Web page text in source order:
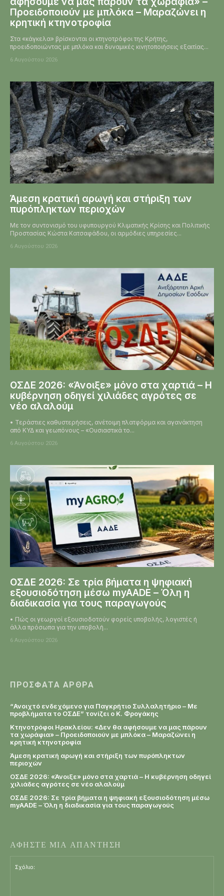
Προειδοποιούν με μπλόκα – Μαραζώνει η
κρητική κτηνοτροφία
Στα «κάγκελα» βρίσκονται οι κτηνοτρόφοι της Κρήτης,
προειδοποιώντας με μπλόκα και δυναμικές κινητοποιήσεις εξαιτίας...
6 Αυγούστου 2026
Άμεση κρατική αρωγή και στήριξη των
πυρόπληκτων περιοχών
Με τον συντονισμό του υφυπουργού Κλιματικής Κρίσης και Πολιτικής
Προστασίας Κώστα Κατσαφάδου, οι αρμόδιες υπηρεσίες...
6 Αυγούστου 2026
ΟΣΔΕ 2026: «Άνοιξε» μόνο στα χαρτιά – Η
κυβέρνηση οδηγεί χιλιάδες αγρότες σε
νέο αλαλούμ
• Τεράστιες καθυστερήσεις, ανέτοιμη πλατφόρμα και αγανάκτηση
από ΚΥΔ και γεωπόνους – «Ουσιαστικά το...
6 Αυγούστου 2026
ΟΣΔΕ 2026: Σε τρία βήματα η ψηφιακή
εξουσιοδότηση μέσω myAADE – Όλη η
διαδικασία για τους παραγωγούς
• Πώς οι γεωργοί εξουσιοδοτούν φορείς υποβολής, λογιστές ή
άλλα πρόσωπα για την υποβολή...
6 Αυγούστου 2026
ΠΡΌΣΦΑΤΑ ΆΡΘΡΑ
“Ανοιχτό ενδεχόμενο για Παγκρήτιο Συλλαλητήριο – Με
προβλήματα το ΟΣΔΕ” τονίζει ο Κ. Φρογάκης
Κτηνοτρόφοι Ηρακλείου: «Δεν θα αφήσουμε να μας πάρουν
τα χωράφια» – Προειδοποιούν με μπλόκα – Μαραζώνει η
κρητική κτηνοτροφία
Άμεση κρατική αρωγή και στήριξη των πυρόπληκτων
περιοχών
ΟΣΔΕ 2026: «Άνοιξε» μόνο στα χαρτιά – Η κυβέρνηση οδηγεί
χιλιάδες αγρότες σε νέο αλαλούμ
ΟΣΔΕ 2026: Σε τρία βήματα η ψηφιακή εξουσιοδότηση μέσω
myAADE – Όλη η διαδικασία για τους παραγωγούς
ΑΦΗΣΤΕ ΜΙΑ ΑΠΑΝΤΗΣΗ